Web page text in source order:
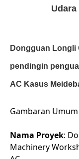
Dongguan Longli
pendingin
AC Kasus
Gambaran
Nama Proyek:
Machinery